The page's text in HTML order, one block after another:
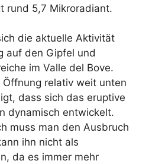
rund 5,7 Mikroradiant.
die aktuelle Aktivität
auf den Gipfel und
im Valle del Bove.
relativ weit unten
dass sich das eruptive
dynamisch entwickelt.
muss man den Ausbruch
ihn nicht als
da es immer mehr